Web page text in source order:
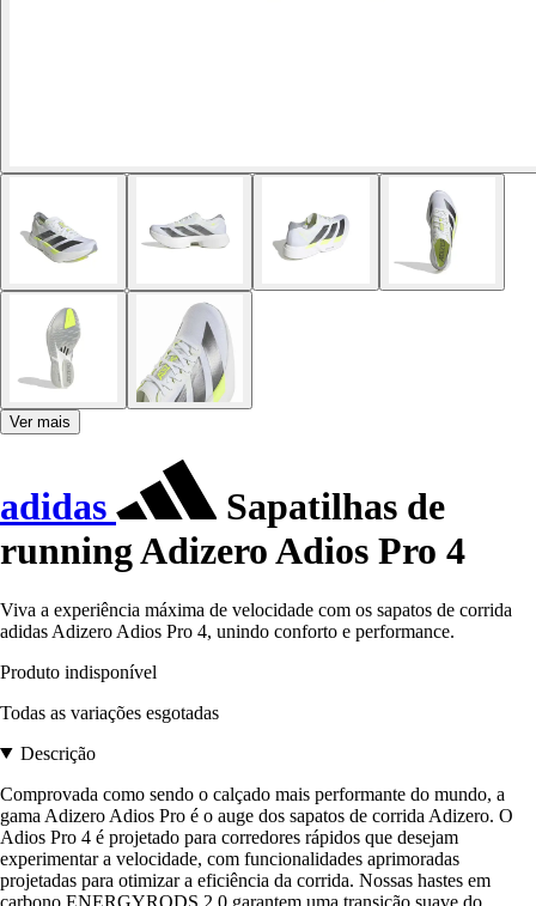
Ver mais
adidas
Sapatilhas de
running Adizero Adios Pro 4
Viva a experiência máxima de velocidade com os sapatos de corrida
adidas Adizero Adios Pro 4, unindo conforto e performance.
Produto indisponível
Todas as variações esgotadas
Descrição
Comprovada como sendo o calçado mais performante do mundo, a
gama Adizero Adios Pro é o auge dos sapatos de corrida Adizero. O
Adios Pro 4 é projetado para corredores rápidos que desejam
experimentar a velocidade, com funcionalidades aprimoradas
projetadas para otimizar a eficiência da corrida. Nossas hastes em
carbono ENERGYRODS 2.0 garantem uma transição suave do